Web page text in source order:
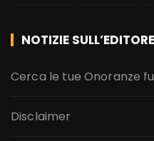
NOTIZIE SULL’EDITORE
Cerca le tue Onoranze
Disclaimer